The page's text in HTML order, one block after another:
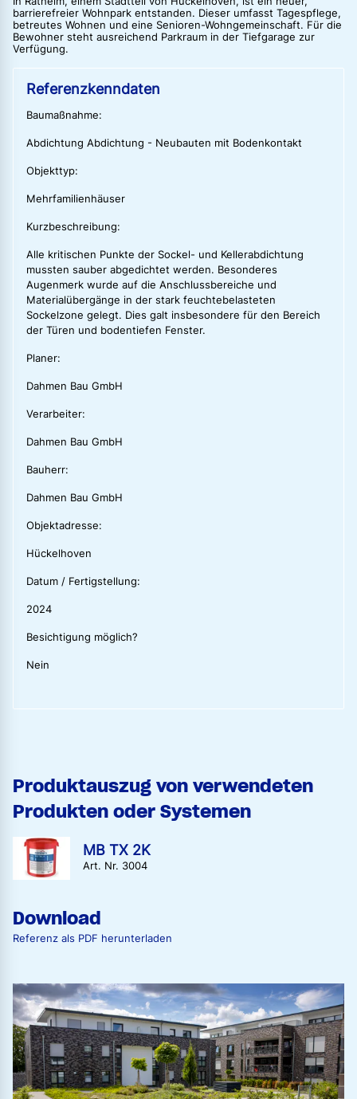
barrierefreier Wohnpark entstanden. Dieser umfasst Tagespflege,
betreutes Wohnen und eine Senioren-Wohngemeinschaft. Für die
Bewohner steht ausreichend Parkraum in der Tiefgarage zur
Verfügung.
Referenzkenndaten
Baumaßnahme:
Abdichtung Abdichtung - Neubauten mit Bodenkontakt
Objekttyp:
Mehrfamilienhäuser
Kurzbeschreibung:
Alle kritischen Punkte der Sockel- und Kellerabdichtung
mussten sauber abgedichtet werden. Besonderes
Augenmerk wurde auf die Anschlussbereiche und
Materialübergänge in der stark feuchtebelasteten
Sockelzone gelegt. Dies galt insbesondere für den Bereich
der Türen und bodentiefen Fenster.
Planer:
Dahmen Bau GmbH
Verarbeiter:
Dahmen Bau GmbH
Bauherr:
Dahmen Bau GmbH
Objektadresse:
Hückelhoven
Datum / Fertigstellung:
2024
Besichtigung möglich?
Nein
Produktauszug von verwendeten
Produkten oder Systemen
MB TX 2K
Art. Nr. 3004
Download
Referenz als PDF herunterladen